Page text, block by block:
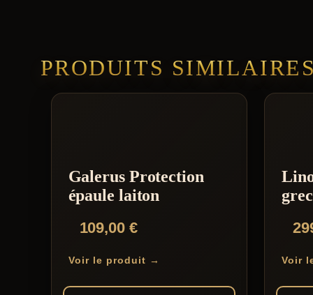
PRODUITS
Galerus Protection
épaule laiton
109,00 €
Voir le produit → Voir